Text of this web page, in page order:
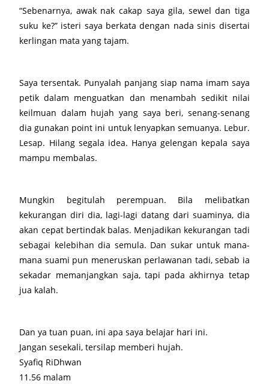
“Sebenarnya, awak nak cakap saya gila, sewel dan tiga
suku ke?” isteri saya berkata dengan nada sinis disertai
kerlingan mata yang tajam.
Saya tersentak. Punyalah panjang siap nama imam saya
petik dalam menguatkan dan menambah sedikit nilai
keilmuan dalam hujah yang saya beri, senang-senang
dia gunakan point ini untuk lenyapkan semuanya. Lebur.
Lesap. Hilang segala idea. Hanya gelengan kepala saya
mampu membalas.
Mungkin begitulah perempuan. Bila melibatkan
kekurangan diri dia, lagi-lagi datang dari suaminya, dia
akan cepat bertindak balas. Menjadikan kekurangan tadi
sebagai kelebihan dia semula. Dan sukar untuk mana-
mana suami pun meneruskan perlawanan tadi, sebab ia
sekadar memanjangkan saja, tapi pada akhirnya tetap
jua kalah.
Dan ya tuan puan, ini apa saya belajar hari ini.
Jangan sesekali, tersilap memberi hujah.
Syafiq RiDhwan
11.56 malam